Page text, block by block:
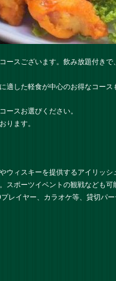
ースございます。飲み放題付き
適した軽食が中心のお得なコース
ースお選びください。
ります。
ウィスキーを提供するアイリッ
スポーツイベントの観戦なども
レイヤー、カラオケ等、貸切パ